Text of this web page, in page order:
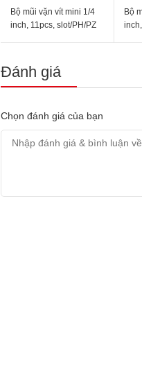
Bộ mũi vặn vít mini 1/4
inch, 11pcs, slot/PH/PZ
Bộ
Đánh giá
Chọn đánh giá của bạn